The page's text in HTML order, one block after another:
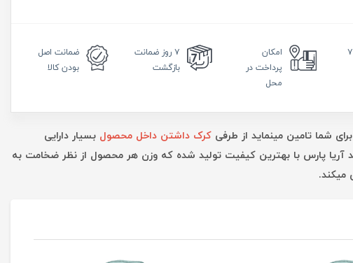
۷
امکان
پرداخت در
محل
۷ روز
ضمانت
بازگشت
ضمانت اصل
بودن کالا
شما تامین مینماید از طرفی کرک داشتن داخل محصول بسیار دارایی
آریا پارس با بهترین کیفیت تولید شده که وزن هر محصول از نظر ضخامت به